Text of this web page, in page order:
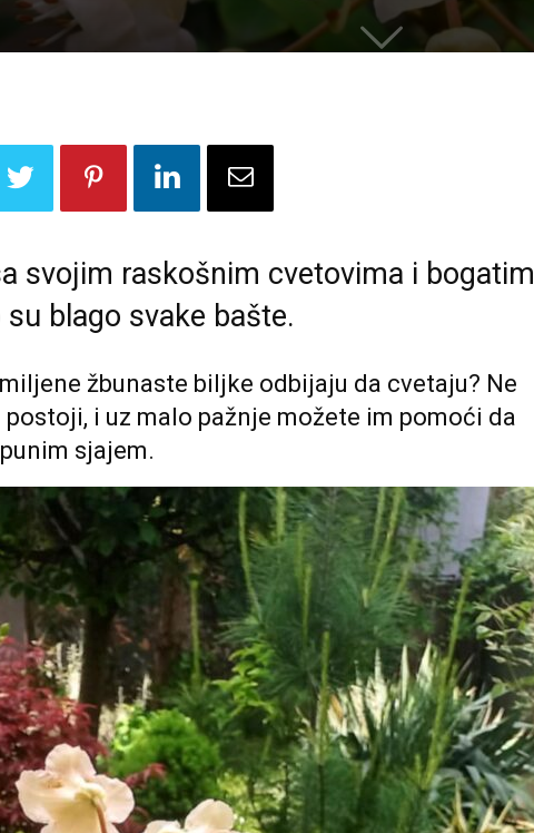
svojim raskošnim cvetovima i bogatim
blago svake bašte.
žbunaste biljke odbijaju da cvetaju? Ne
i uz malo pažnje možete im pomoći da
sjajem.